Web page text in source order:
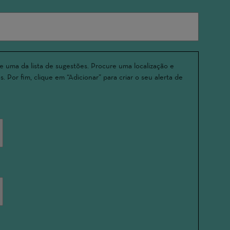
uma da lista de sugestões. Procure uma localização e
Por fim, clique em “Adicionar” para criar o seu alerta de